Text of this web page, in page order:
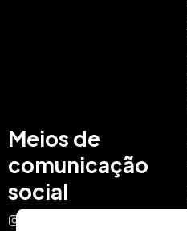
Meios de
comunicação
social